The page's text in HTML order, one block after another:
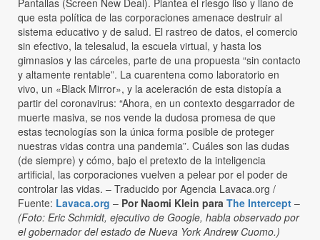
Pantallas (Screen New Deal). Plantea el riesgo liso y llano de
que esta política de las corporaciones amenace destruir al
sistema educativo y de salud. El rastreo de datos, el comercio
sin efectivo, la telesalud, la escuela virtual, y hasta los
gimnasios y las cárceles, parte de una propuesta “sin contacto
y altamente rentable”. La cuarentena como laboratorio en
vivo, un «Black Mirror», y la aceleración de esta distopía a
partir del coronavirus: “Ahora, en un contexto desgarrador de
muerte masiva, se nos vende la dudosa promesa de que
estas tecnologías son la única forma posible de proteger
nuestras vidas contra una pandemia”. Cuáles son las dudas
(de siempre) y cómo, bajo el pretexto de la inteligencia
artificial, las corporaciones vuelven a pelear por el poder de
controlar las vidas. – Traducido por Agencia Lavaca.org /
Fuente: Lavaca.org – Por Naomi Klein para The Intercept –
(Foto: Eric Schmidt, ejecutivo de Google, habla observado por
el gobernador del estado de Nueva York Andrew Cuomo.)